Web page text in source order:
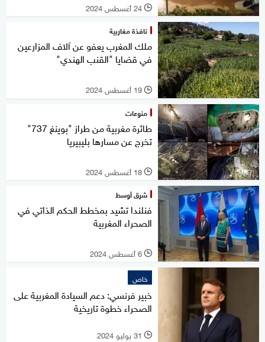
l 24 أغسطس 2024
نافذة مغاربية
ملك المغرب يعفو عن آلاف المزارعين
في قضايا "القنب الهندي"
l 19 أغسطس 2024
منوعات
طائرة مغربية من طراز "بوينغ 737"
تخرج عن مسارها بليبيريا
l 18 أغسطس 2024
شرق أوسط
فنلندا تشيد بمخطط الحكم الذاتي في
الصحراء المغربية
l 6 أغسطس 2024
خاص
خبير فرنسي: دعم السيادة المغربية على
الصحراء خطوة تاريخية
l 31 يوليو 2024